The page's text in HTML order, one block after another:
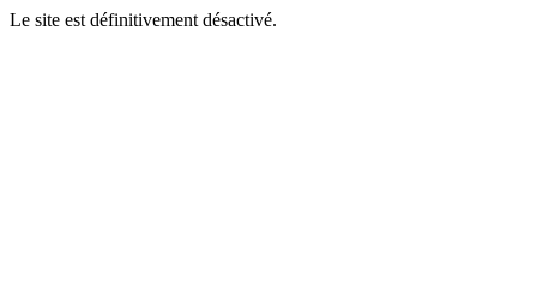
Le site est définitivement désactivé.